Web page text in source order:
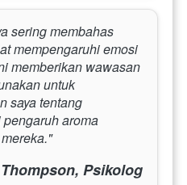
sering membahas
mempengaruhi emosi
memberikan wawasan
untuk
saya tentang
aroma
Psikolog